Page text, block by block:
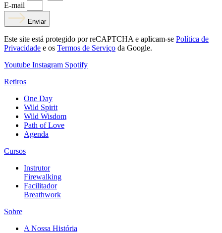
E-mail
Enviar
Este site está protegido por reCAPTCHA e aplicam-se Política de
Privacidade e os Termos de Serviço da Google.
Youtube Instagram Spotify
Retiros
One Day
Wild Spirit
Wild Wisdom
Path of Love
Agenda
Cursos
Instrutor
Firewalking
Facilitador
Breathwork
Sobre
A Nossa História